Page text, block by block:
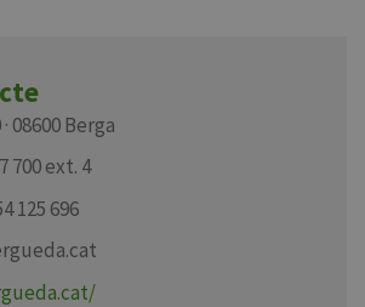
08600 Berga
700 ext. 4
125 696